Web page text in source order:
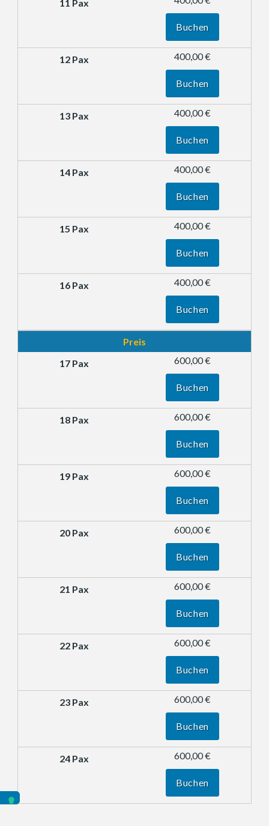
Buchen
400,00 €
Buchen
400,00 €
Buchen
400,00 €
Buchen
400,00 €
Buchen
400,00 €
Buchen
Preis
600,00 €
Buchen
600,00 €
Buchen
600,00 €
Buchen
600,00 €
Buchen
600,00 €
Buchen
600,00 €
Buchen
600,00 €
Buchen
600,00 €
Buchen